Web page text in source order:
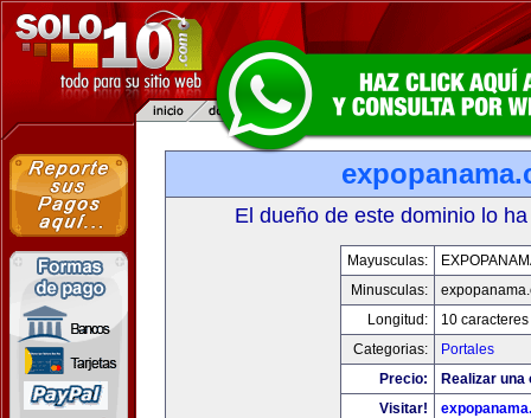
El dueño de este dominio lo
Mayusculas:
Minusculas:
Longitud:
10 caracteres
Categorias:
Portales
Precio:
Realizar una
Visitar!